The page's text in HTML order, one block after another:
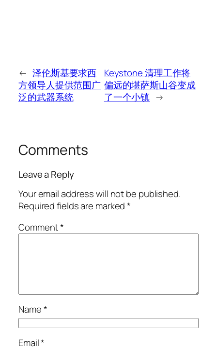
← 泽伦斯基要求西
方领导人提供范围广
泛的武器系统
Keystone 清理工作将
偏远的堪萨斯山谷变成
了一个小镇 →
Comments
Leave a Reply
Your email address will not be published.
Required fields are marked*
Comment*
Name*
Email*